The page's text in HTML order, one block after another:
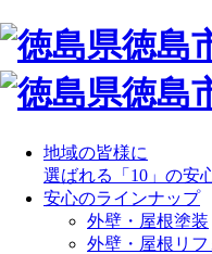
地域の皆様に
選ばれる「10」の安
安心のラインナップ
外壁・屋根塗装
外壁・屋根リフ